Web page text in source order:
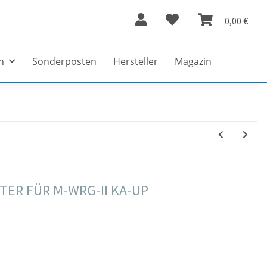
0,00 €
Sonderposten Hersteller Magazin
FÜR M-WRG-II KA-UP